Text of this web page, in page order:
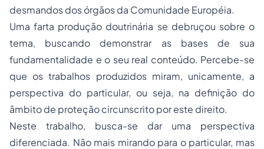
desmandos dos órgãos da Comunidade Européia.
Uma farta produção doutrinária se debruçou sobre o
tema, buscando demonstrar as bases de sua
fundamentalidade e o seu real conteúdo. Percebe-se
que os trabalhos produzidos miram, unicamente, a
perspectiva do particular, ou seja, na definição do
âmbito de proteção circunscrito por este direito.
Neste trabalho, busca-se dar uma perspectiva
diferenciada. Não mais mirando para o particular, mas